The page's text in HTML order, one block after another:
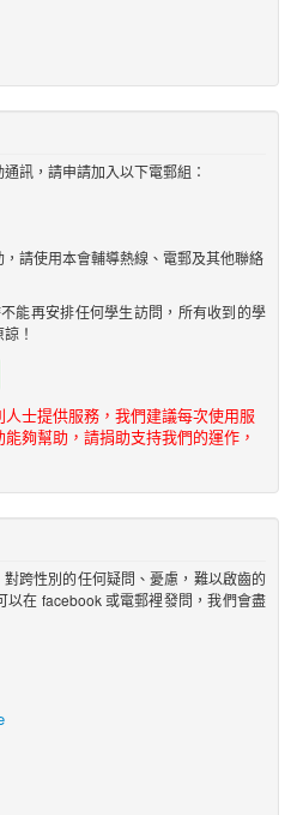
訊，請申請加入以下電郵組：
請使用本會輔導熱線、電郵及其他聯絡
能再安排任何學生訪問，所有收到的學
！
士提供服務，我們建議每次使用服
夠幫助，請捐助支持我們的運作，
對跨性別的任何疑問、憂慮，難以啟齒的
以在 facebook 或電郵裡發問，我們會盡